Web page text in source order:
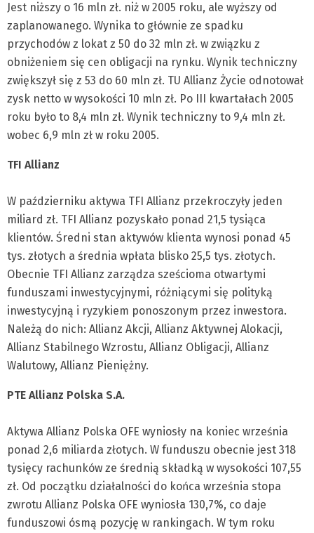
Jest niższy o 16 mln zł. niż w 2005 roku, ale wyższy od
zaplanowanego. Wynika to głównie ze spadku
przychodów z lokat z 50 do 32 mln zł. w związku z
obniżeniem się cen obligacji na rynku. Wynik techniczny
zwiększył się z 53 do 60 mln zł. TU Allianz Życie odnotował
zysk netto w wysokości 10 mln zł. Po III kwartałach 2005
roku było to 8,4 mln zł. Wynik techniczny to 9,4 mln zł.
wobec 6,9 mln zł w roku 2005.
TFI Allianz
W październiku aktywa TFI Allianz przekroczyły jeden
miliard zł. TFI Allianz pozyskało ponad 21,5 tysiąca
klientów. Średni stan aktywów klienta wynosi ponad 45
tys. złotych a średnia wpłata blisko 25,5 tys. złotych.
Obecnie TFI Allianz zarządza sześcioma otwartymi
funduszami inwestycyjnymi, różniącymi się polityką
inwestycyjną i ryzykiem ponoszonym przez inwestora.
Należą do nich: Allianz Akcji, Allianz Aktywnej Alokacji,
Allianz Stabilnego Wzrostu, Allianz Obligacji, Allianz
Walutowy, Allianz Pieniężny.
PTE Allianz Polska S.A.
Aktywa Allianz Polska OFE wyniosły na koniec września
ponad 2,6 miliarda złotych. W funduszu obecnie jest 318
tysięcy rachunków ze średnią składką w wysokości 107,55
zł. Od początku działalności do końca września stopa
zwrotu Allianz Polska OFE wyniosła 130,7%, co daje
funduszowi ósmą pozycję w rankingach. W tym roku